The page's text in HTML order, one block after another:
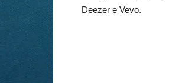
Deezer e Vevo.